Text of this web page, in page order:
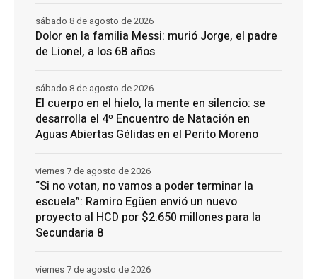
Dolor en la familia Messi: murió Jorge, el padre
de Lionel, a los 68 años
sábado 8 de agosto de 2026
El cuerpo en el hielo, la mente en silencio: se
desarrolla el 4º Encuentro de Natación en
Aguas Abiertas Gélidas en el Perito Moreno
sábado 8 de agosto de 2026
“Si no votan, no vamos a poder terminar la
escuela”: Ramiro Egüen envió un nuevo
proyecto al HCD por $2.650 millones para la
Secundaria 8
viernes 7 de agosto de 2026
viernes 7 de agosto de 2026